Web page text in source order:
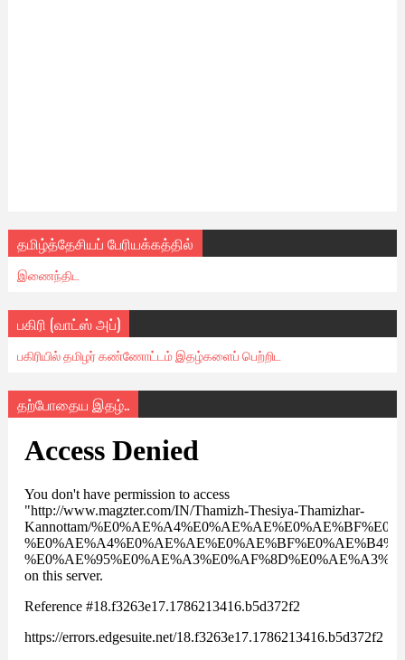
தமிழ்த்தேசியப் பேரியக்கத்தில்
இணைந்திட
பகிரி (வாட்ஸ் அப்)
பகிரியில் தமிழர் கண்ணோட்டம் இதழ்களைப் பெற்றிட
தற்போதைய இதழ்..